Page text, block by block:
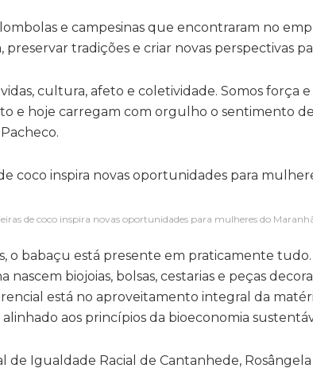
e campesinas que encontraram no
tradições e criar novas perspectivas
cultura, afeto e coletividade. Somos força e
e hoje carregam com orgulho o sentimento
de coco inspira novas oportunidades para mulheres do
o babaçu está presente em praticamente
nascem biojoias, bolsas, cestarias e peças
está no aproveitamento integral da
aos princípios da bioeconomia
Igualdade Racial de Cantanhede, Rosângela